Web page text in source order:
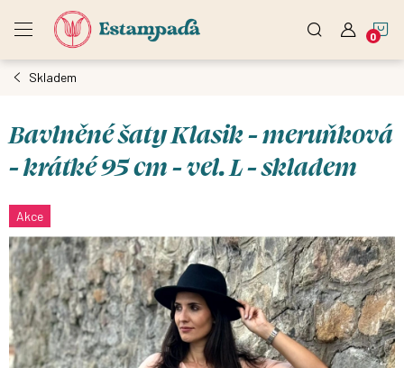
Skladem
Bavlněné šaty Klasik - meruňková
- krátké 95 cm - vel. L - skladem
Akce